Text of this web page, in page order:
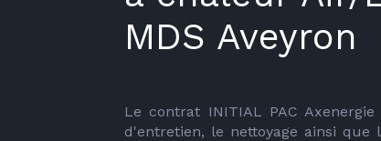
MDS Aveyron
Le contrat INITIAL PAC
d'entretien, le nettoyage ainsi que